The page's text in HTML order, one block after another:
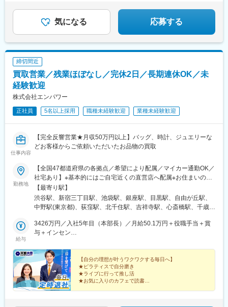
気になる 応募する
締切間近
買取営業／残業ほぼなし／完休2日／長期連休OK／未
経験歓迎
株式会社エンパワー
正社員 5名以上採用 職種未経験歓迎 業種未経験歓迎
仕事内容
【完全反響営業★月収50万円以上】バッグ、時計、ジュエリーな
どお客様からご依頼いただいたお品物の買取
勤務地
【全国47都道府県の各拠点／希望により配属／マイカー通勤OK／
社宅あり】※基本的にはご自宅近くの直営店へ配属※お住まいのエ
リアや配属先の人員状況により、入社後に他県の直営店に出張
し、経験を積んでいただく可能性あり★U・Iターン歓迎 ★マイ
カー通勤OK（規定あり。詳細はお問い合わせください）＜募集エ
城県・山形県・福島県◆関東東京都・神奈川県・千葉県・埼玉
県・茨城県・栃木県・群馬県◆中部山梨県・新潟県・富山県・石
滋賀県・京都府・大阪府・兵庫県・和歌山県・奈良県◆中国・四
国鳥取県・島根県・岡山県・広島県・山口県・香川県・愛媛県・
高知県・徳島県◆九州・沖縄福岡県・佐賀県・長崎県・熊本県・
大分県・宮崎県・鹿児島県・沖縄県☆最近では全国の「イオン」
「ららぽーと」「イトーヨーカドー」「ダイナシティ」など大型
【最寄り駅】
渋谷駅、新宿三丁目駅、池袋駅、銀座駅、目黒駅、自由が丘駅、
中野駅(東京都)、荻窪駅、北千住駅、吉祥寺駅、心斎橋駅、千歳駅
条駅、環状通東駅、高砂駅(北海道)、発寒南駅、本八戸駅、一ノ関
駅、前沢駅、秋田駅、鏡石駅、いわき駅、郡山富田駅、荒川沖
駅、南越谷駅、上尾駅、加茂宮駅、和光市駅、入曽駅、高坂駅、
朝霞駅、中浦和駅、武蔵浦和駅、鶴瀬駅、東鷲宮駅、新座駅、川
口駅、松戸駅、北柏駅、柏駅、新浦安駅、市川駅、京成船橋駅、
海浜幕張駅、稲毛駅、四街道駅、おゆみ野駅、五井駅、新船橋
駅、馬込沢駅、松岸駅、平井駅(東京都)、葛西駅、秋川駅、豊田
給与
3426万円／入社5年目（本部長）／月給50.1万円＋役職手当＋賞
与＋インセン
与＋インセン
【自分の理想が叶うワクワクする毎日へ】
★ピラティスで自分磨き
★ライブに行って推し活
★お気に入りのカフェで読書